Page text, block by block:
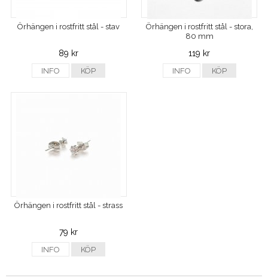
Örhängen i rostfritt stål - stav
89 kr
INFO KÖP
Örhängen i rostfritt stål - stora,
80 mm
119 kr
INFO KÖP
Örhängen i rostfritt stål - strass
79 kr
INFO KÖP